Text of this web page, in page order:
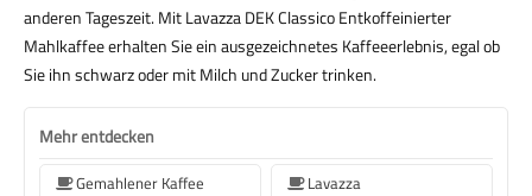
anderen Tageszeit. Mit Lavazza DEK Classico Entkoffeinierter
Mahlkaffee erhalten Sie ein ausgezeichnetes Kaffeeerlebnis, egal ob
Sie ihn schwarz oder mit Milch und Zucker trinken.
Mehr entdecken
Gemahlener Kaffee
Lavazza